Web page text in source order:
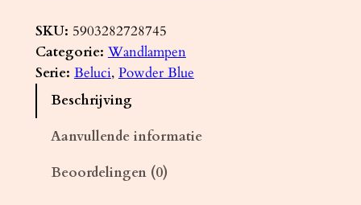
n
d
l
SKU: 5903282728745
Categorie: Wandlampen
Serie: Beluci, Powder Blue
Beschrijving
Aanvullende informatie
Beoordelingen (0)